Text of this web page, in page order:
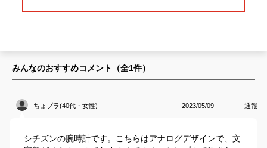
みんなのおすすめコメント（全1件）
ちょプラ(40代・女性) 2023/05/09 通報
シチズンの腕時計です。こちらはアナログデザインで、文